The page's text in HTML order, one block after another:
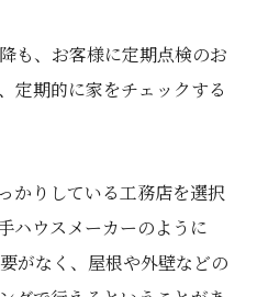
も、お客様に定期点検のお
定期的に家をチェックする
かりしている工務店を選択
ハウスメーカーのように
がなく、屋根や外壁などの